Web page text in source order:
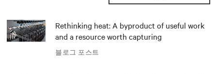
블로그 포스트
Rethinking heat: A byproduct of useful work
and a resource worth capturing